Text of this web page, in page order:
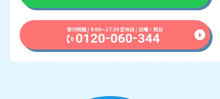
受付時間 / 9:00〜17:30 定休日 / 日曜・祝日